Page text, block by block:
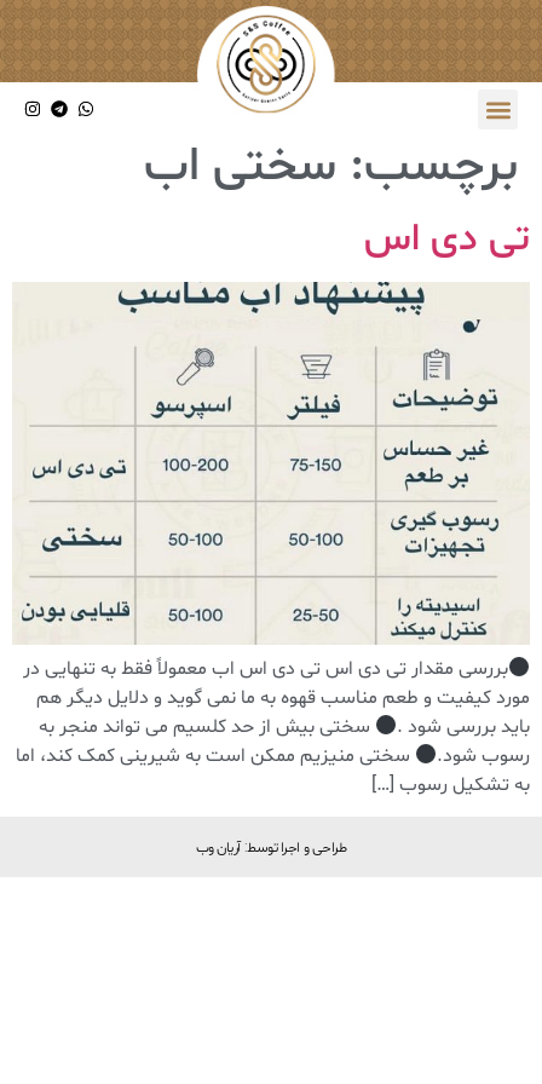
برچسب: سختی اب
تی‌ دی اس
بررسی مقدار تی دی اس تی دی اس اب معمولاً فقط به تنهایی در
مورد کیفیت و طعم مناسب قهوه به ما نمی گوید و دلایل دیگر هم
باید بررسی شود .
سختی بیش از حد کلسیم می تواند منجر به
رسوب شود.
سختی منیزیم ممکن است به شیرینی کمک کند، اما
به تشکیل رسوب […]
طراحی و اجرا توسط: آریان وب